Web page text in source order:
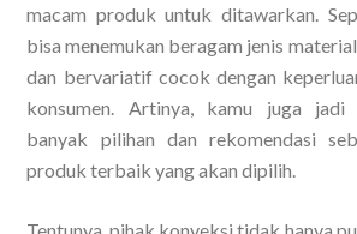
macam produk untuk ditawarkan.
bisa menemukan beragam jenis
dan bervariatif cocok dengan
konsumen. Artinya, kamu juga jadi
banyak pilihan dan rekomendasi
produk terbaik yang akan dipilih.